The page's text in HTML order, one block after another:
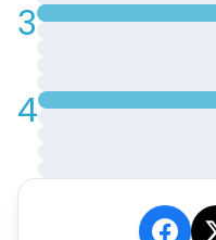
3
4